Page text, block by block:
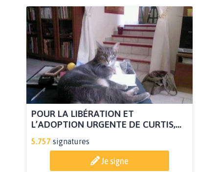
POUR LA LIBÉRATION ET
L’ADOPTION URGENTE DE CURTIS,...
5.757 signatures
Je signe